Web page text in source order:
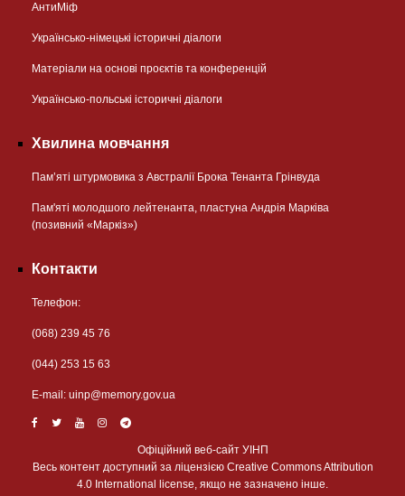
АнтиМіф
Українсько-німецькі історичні діалоги
Матеріали на основі проєктів та конференцій
Українсько-польські історичні діалоги
Хвилина мовчання
Пам’яті штурмовика з Австралії Брока Тенанта Грінвуда
Пам'яті молодшого лейтенанта, пластуна Андрія Марківа
(позивний «Маркіз»)
Контакти
Телефон:
(068) 239 45 76
(044) 253 15 63
Е-mail: uinp@memory.gov.ua
Офіційний веб-сайт УІНП
Весь контент доступний за ліцензією Creative Commons Attribution
4.0 International license, якщо не зазначено інше.